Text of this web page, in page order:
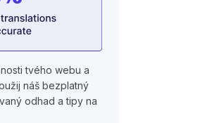
tvého webu a
náš bezplatný
odhad a tipy na